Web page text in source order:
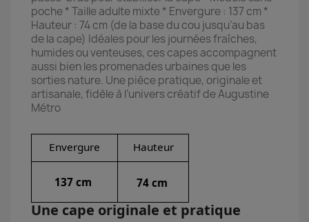
poche * Taille adulte mixte * Envergure : 137 cm *
Hauteur : 74 cm (de la base du cou jusqu’au bas
de la cape) Idéales pour les journées fraîches,
humides ou venteuses, ces capes accompagnent
aussi bien les promenades urbaines que les
sorties nature. Une pièce pratique, originale et
artisanale, fidèle à l’univers créatif de Augustine
Métro
Envergure Hauteur
137 cm 74 cm
Une cape originale et pratique